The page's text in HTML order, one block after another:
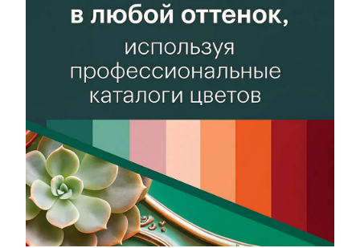
Истиранию,
Раствору бытовых
моющих средств
Матовый
Свойство
Быстрое
высыхание,
Влагостойкость,
Экологически
безопасна